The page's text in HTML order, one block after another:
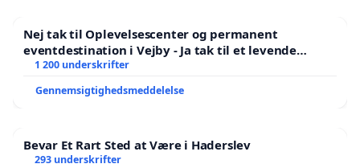
Nej tak til Oplevelsescenter og permanent
eventdestination i Vejby - Ja tak til et levende
lokalområde i balance
1 200 underskrifter
Gennemsigtighedsmeddelelse
Bevar Et Rart Sted at Være i Haderslev
293 underskrifter